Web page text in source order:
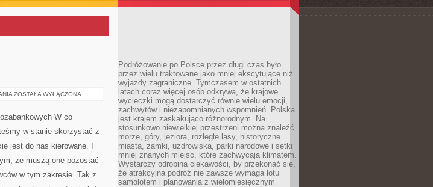
PORÓWNYWARKA
ZOSTAŁA WYŁĄCZONA
W co
w stanie skorzystać z
jest do nas kierowane. I
że muszą one pozostać
w tym zakresie. Tak z
Podróżowanie po Polsce przez długi czas było
przez wielu traktowane jako mniej ekscytujące niż
wyjazdy zagraniczne. Tymczasem w ostatnich
latach coraz więcej osób odkrywa, że krajowe
wycieczki mogą dostarczyć równie wielu emocji,
zachwytów i niezapomnianych wspomnień. Polska
jest krajem zaskakująco różnorodnym. Na
stosunkowo niewielkiej przestrzeni można znaleźć
morze, góry, jeziora, rozległe lasy, historyczne
miasta, zamki, uzdrowiska, parki narodowe i setki
mniej znanych miejsc, które zachwycają klimatem.
Wystarczy odrobina ciekawości, by przekonać się,
że atrakcyjna podróż nie zawsze wymaga lotu
samolotem i planowania z wielomiesięcznym